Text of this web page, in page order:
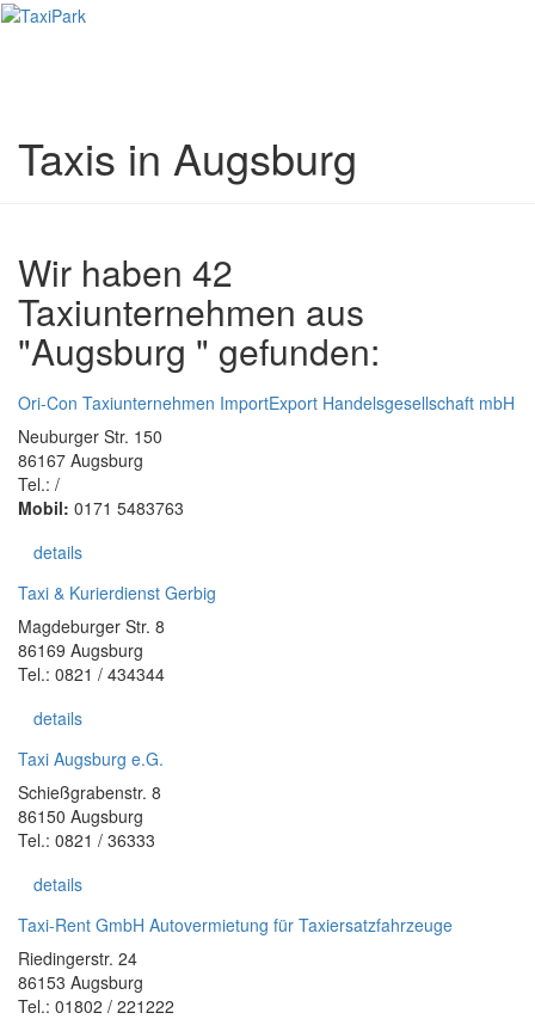
Taxis in Augsburg
Wir haben 42
Taxiunternehmen aus
"Augsburg " gefunden:
Ori-Con Taxiunternehmen ImportExport Handelsgesellschaft mbH
Neuburger Str. 150
86167 Augsburg
Tel.: /
Mobil: 0171 5483763
details
Taxi & Kurierdienst Gerbig
Magdeburger Str. 8
86169 Augsburg
Tel.: 0821 / 434344
details
Taxi Augsburg e.G.
Schießgrabenstr. 8
86150 Augsburg
Tel.: 0821 / 36333
details
Taxi-Rent GmbH Autovermietung für Taxiersatzfahrzeuge
Riedingerstr. 24
86153 Augsburg
Tel.: 01802 / 221222